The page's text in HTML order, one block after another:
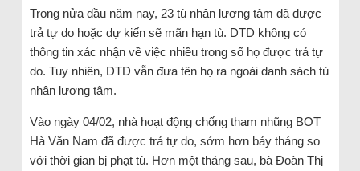
Trong nửa đầu năm nay, 23 tù nhân lương tâm đã được
trả tự do hoặc dự kiến ​​sẽ mãn hạn tù. DTD không có
thông tin xác nhận về việc nhiều trong số họ được trả tự
do. Tuy nhiên, DTD vẫn đưa tên họ ra ngoài danh sách tù
nhân lương tâm.
Vào ngày 04/02, nhà hoạt động chống tham nhũng BOT
Hà Văn Nam đã được trả tự do, sớm hơn bảy tháng so
với thời gian bị phạt tù. Hơn một tháng sau, bà Đoàn Thị